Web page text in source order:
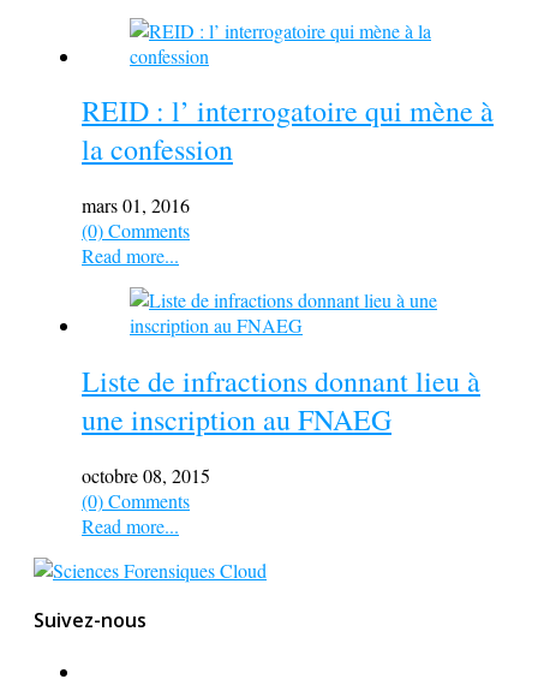
REID : l’ interrogatoire qui mène à
la confession
mars 01, 2016
(0) Comments
Read more...
Liste de infractions donnant lieu à
une inscription au FNAEG
octobre 08, 2015
(0) Comments
Read more...
Suivez-nous